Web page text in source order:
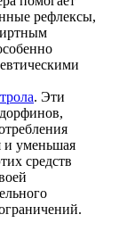
рефлексы,
. Эти
и уменьшая
средств